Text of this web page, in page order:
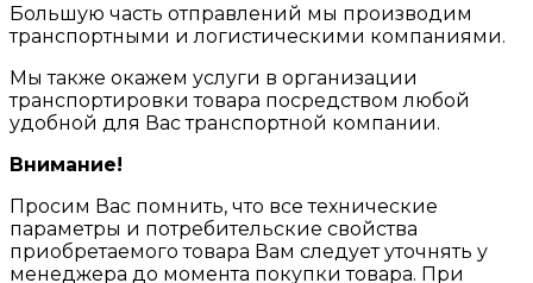
Большую часть отправлений мы производим
транспортными и логистическими компаниями.
Мы также окажем услуги в организации
транспортировки товара посредством любой
удобной для Вас транспортной компании.
Внимание!
Просим Вас помнить, что все технические
параметры и потребительские свойства
приобретаемого товара Вам следует уточнять у
менеджера до момента покупки товара. При